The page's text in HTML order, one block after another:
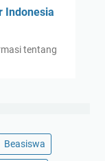
Indonesia
tentang
Beasiswa